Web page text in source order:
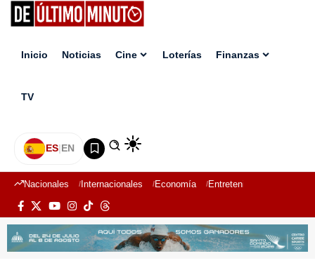
Inicio Noticias Cine Loterías Finanzas
TV
ES|EN
Nacionales Internacionales Economía Entretenimiento